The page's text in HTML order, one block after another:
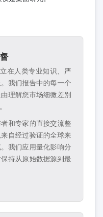
在人类专业知识、严
我们报告中的每一个
理解您市场细微差别
和专家的直接交流整
自经过验证的全球来
我们应用量化影响分
持从原始数据源到最